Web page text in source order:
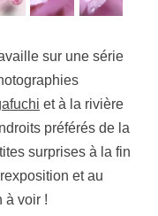
sur une série
et à la rivière
préférés de la
surprises à la fin
et au
à voir !